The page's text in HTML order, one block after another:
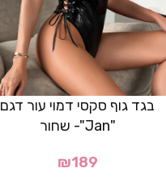
בגד גוף סקסי דמוי עור דגם
"Jan"- שחור
₪189